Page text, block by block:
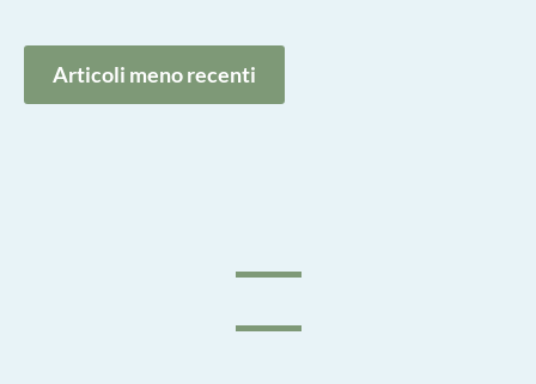
Navigazione
articoli
Articoli meno recenti